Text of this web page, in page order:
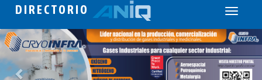
DIRECTORIO
Toggle